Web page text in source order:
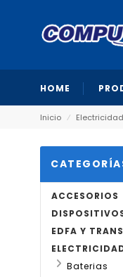
HOME
Inicio ⁄ Electricidad
ACCESORIOS
EDFA Y
Baterias